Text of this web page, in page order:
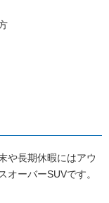
や長期休暇にはアウ
オーバーSUVです。